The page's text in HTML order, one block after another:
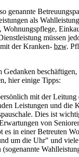
genannte
als
Wohnungspflege,
müssen
der Kranken- bzw.
Gedanken
hier einige Tipps:
mit der Leitung
Leistungen und die
Dies ist
von
es in einer Betreuten
um die Uhr" und
(sogenannte